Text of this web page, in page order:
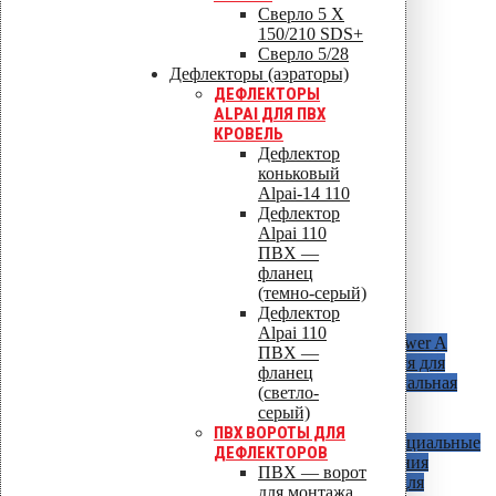
Сверло 5 X
150/210 SDS+
Сверло 5/28
Дефлекторы (аэраторы)
ДЕФЛЕКТОРЫ
ALPAI ДЛЯ ПВХ
КРОВЕЛЬ
Дефлектор
коньковый
Alpai-14 110
Дефлектор
Alpai 110
ПВХ —
фланец
(темно-серый)
Дефлектор
Alpai 110
ПВХ —
фланец
(светло-
серый)
ПВХ ВОРОТЫ ДЛЯ
ДЕФЛЕКТОРОВ
ПВХ — ворот
для монтажа
Сверла и забойники для Croco 512
Скрепление для слоев теплоизоляции
Power A
Vilpe - прочные дюбеля, использующийся для
скрепления слоев теплоизоляции минимальная
сумма слоев - 60 мм, максимальная - 600
Крепление фасадной теплоизоляции
Специальные
крепления, использующиеся для крепления
теплоизоляции к деревянному каркасу, для